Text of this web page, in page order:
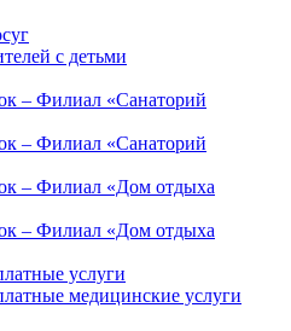
с детьми
– Филиал «Санаторий
– Филиал «Санаторий
– Филиал «Дом отдыха
– Филиал «Дом отдыха
услуги
медицинские услуги